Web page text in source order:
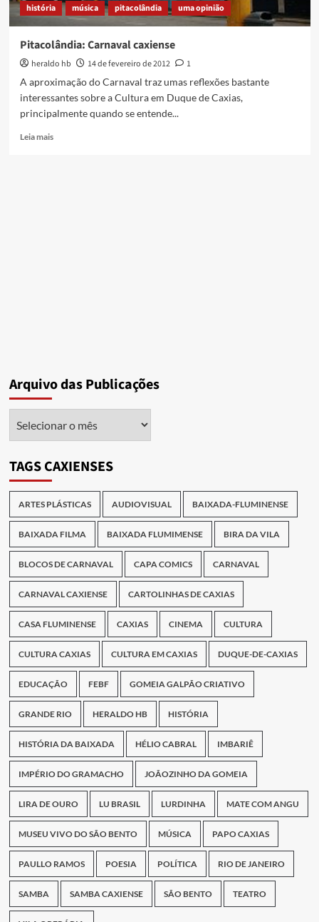
história música pitacolândia uma opinião
Pitacolândia: Carnaval caxiense
heraldo hb 14 de fevereiro de 2012
1
A aproximação do Carnaval traz umas reflexões bastante
interessantes sobre a Cultura em Duque de Caxias,
principalmente quando se entende...
Leia maisRead
Arquivo das Publicações
TAGS CAXIENSES
ARTES PLÁSTICAS AUDIOVISUAL BAIXADA-FLUMINENSE
BAIXADA FILMA BAIXADA FLUMIMENSE BIRA DA VILA
BLOCOS DE CARNAVAL CAPA COMICS CARNAVAL
CARNAVAL CAXIENSE CARTOLINHAS DE CAXIAS
CASA FLUMINENSE CAXIAS CINEMA CULTURA
CULTURA CAXIAS CULTURA EM CAXIAS DUQUE-DE-CAXIAS
EDUCAÇÃO FEBF GOMEIA GALPÃO CRIATIVO
GRANDE RIO HERALDO HB HISTÓRIA
HISTÓRIA DA BAIXADA HÉLIO CABRAL IMBARIÊ
IMPÉRIO DO GRAMACHO JOÃOZINHO DA GOMEIA
LIRA DE OURO LU BRASIL LURDINHA MATE COM ANGU
MUSEU VIVO DO SÃO BENTO MÚSICA PAPO CAXIAS
PAULLO RAMOS POESIA POLÍTICA RIO DE JANEIRO
SAMBA SAMBA CAXIENSE SÃO BENTO TEATRO